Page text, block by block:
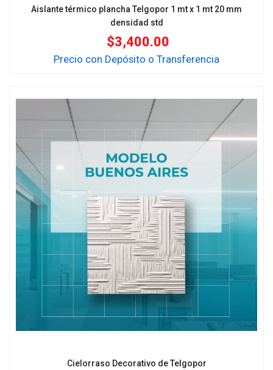
Aislante térmico plancha Telgopor 1 mt x 1 mt 20 mm
densidad std
$3,400.00
Precio con Depósito o Transferencia
Cielorraso Decorativo de Telgopor